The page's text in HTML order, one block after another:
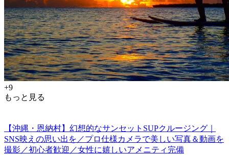
+9
もっと見る
【沖縄・恩納村】幻想的なサンセットSUPクルージング｜
SNS映えの思い出を／プロ仕様カメラで美しい写真＆動画を
撮影／初心者歓迎／女性に嬉しいアメニティ完備